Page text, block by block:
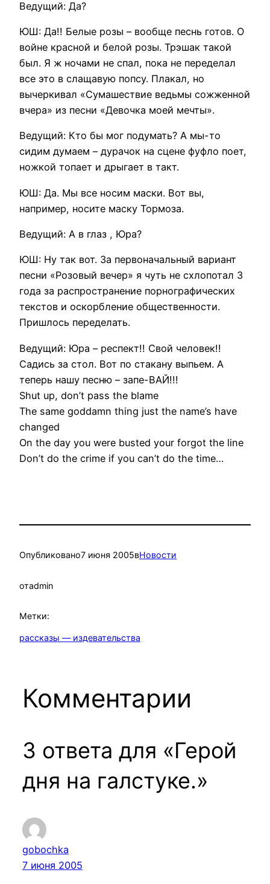
Ведущий: Да?
ЮШ: Да!! Белые розы – вообще песнь готов. О
войне красной и белой розы. Трэшак такой
был. Я ж ночами не спал, пока не переделал
все это в слащавую попсу. Плакал, но
вычеркивал «Сумашествие ведьмы сожженной
вчера» из песни «Девочка моей мечты».
Ведущий: Кто бы мог подумать? А мы-то
сидим думаем – дурачок на сцене фуфло поет,
ножкой топает и дрыгает в такт.
ЮШ: Да. Мы все носим маски. Вот вы,
например, носите маску Тормоза.
Ведущий: А в глаз , Юра?
ЮШ: Ну так вот. За первоначальный вариант
песни «Розовый вечер» я чуть не схлопотал 3
года за распространение порнографических
текстов и оскорбление общественности.
Пришлось переделать.
Ведущий: Юра – респект!! Свой человек!!
Садись за стол. Вот по стакану выпьем. А
теперь нашу песню – запе-ВАЙ!!!
Shut up, don’t pass the blame
The same goddamn thing just the name’s have
changed
On the day you were busted your forgot the line
Don’t do the crime if you can’t do the time…
Опубликовано7 июня 2005вНовости
отadmin
Метки:
рассказы — издевательства
Комментарии
3 ответа для «Герой
дня на галстуке.»
gobochka
7 июня 2005